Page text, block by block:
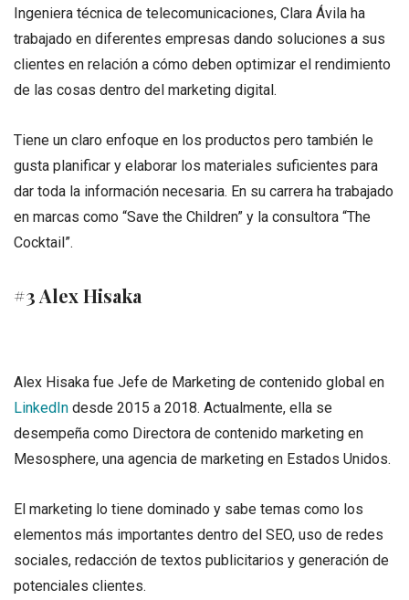
Ingeniera técnica de telecomunicaciones, Clara Ávila ha
trabajado en diferentes empresas dando soluciones a sus
clientes en relación a cómo deben optimizar el rendimiento
de las cosas dentro del marketing digital.
Tiene un claro enfoque en los productos pero también le
gusta planificar y elaborar los materiales suficientes para
dar toda la información necesaria. En su carrera ha trabajado
en marcas como “Save the Children” y la consultora “The
Cocktail”.
#3 Alex Hisaka
Alex Hisaka fue Jefe de Marketing de contenido global en
LinkedIn desde 2015 a 2018. Actualmente, ella se
desempeña como Directora de contenido marketing en
Mesosphere, una agencia de marketing en Estados Unidos.
El marketing lo tiene dominado y sabe temas como los
elementos más importantes dentro del SEO, uso de redes
sociales, redacción de textos publicitarios y generación de
potenciales clientes.